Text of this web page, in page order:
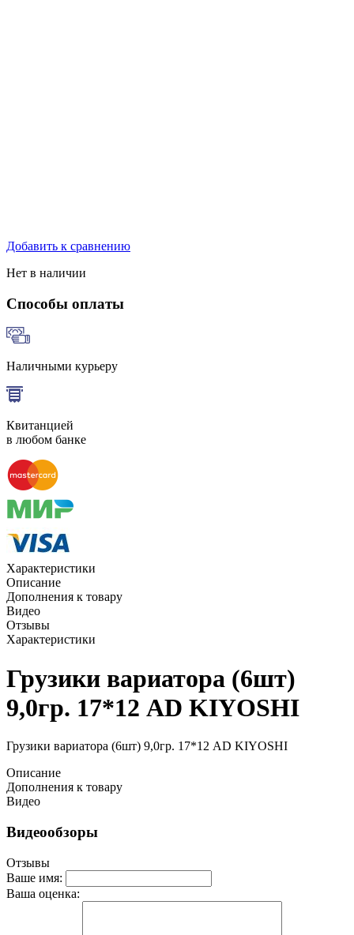
Добавить к сравнению
Нет в наличии
Способы оплаты
Наличными курьеру
Квитанцией
в любом банке
Характеристики
Описание
Дополнения к товару
Видео
Отзывы
Характеристики
Грузики вариатора (6шт)
9,0гр. 17*12 AD KIYOSHI
Грузики вариатора (6шт) 9,0гр. 17*12 AD KIYOSHI
Описание
Дополнения к товару
Видео
Видеообзоры
Отзывы
Ваше имя:
Ваша оценка: